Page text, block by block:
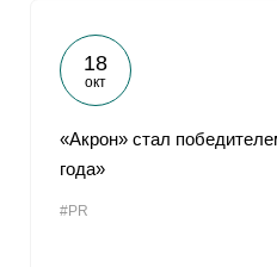
18
окт
«Акрон» стал
года»
#PR